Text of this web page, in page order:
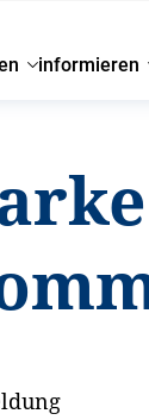
informieren